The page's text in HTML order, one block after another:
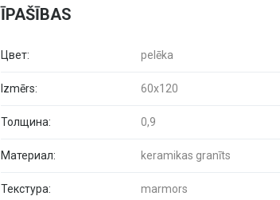
ĪPAŠĪBAS
Цвет: pelēka
Izmērs: 60x120
Толщина: 0,9
Материал: keramikas granīts
Текстура: marmors